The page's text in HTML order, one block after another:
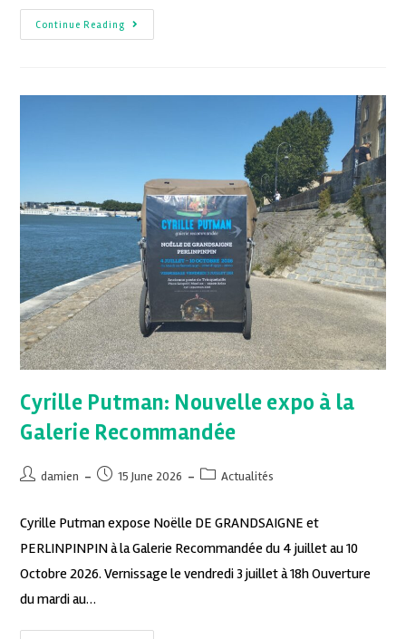
Continue Reading
Cyrille Putman: Nouvelle expo à la
Galerie Recommandée
damien 15 June 2026 Actualités
Cyrille Putman expose Noëlle DE GRANDSAIGNE et
PERLINPINPIN à la Galerie Recommandée du 4 juillet au 10
Octobre 2026. Vernissage le vendredi 3 juillet à 18h Ouverture
du mardi au…